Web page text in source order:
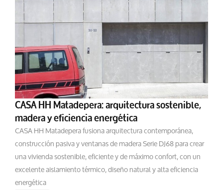
CASA HH Matadepera: arquitectura sostenible,
madera y eficiencia energética
CASA HH Matadepera fusiona arquitectura contemporánea,
construcción pasiva y ventanas de madera Serie DJ68 para crear
una vivienda sostenible, eficiente y de máximo confort, con un
excelente aislamiento térmico, diseño natural y alta eficiencia
energética